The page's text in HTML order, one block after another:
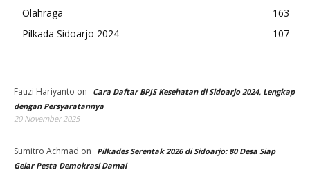
Olahraga
163
Pilkada Sidoarjo 2024
107
Fauzi Hariyanto on
Cara Daftar BPJS Kesehatan di Sidoarjo 2024, Lengkap
dengan Persyaratannya
20 November 2025
Sumitro Achmad on
Pilkades Serentak 2026 di Sidoarjo: 80 Desa Siap
Gelar Pesta Demokrasi Damai